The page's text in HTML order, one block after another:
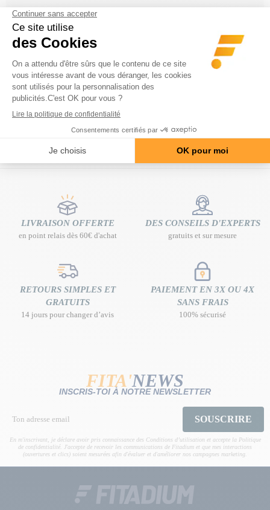
Service client
Du lundi au vendredi de 09h00 à 12h00 et de
14h à 17h
Espace FAQ
Trouve ta réponse rapidement dans les
fréquemment posées
LIVRAISON OFFERTE
en point relais dès 60€ d'achat
DES CONSEILS D'EXPERTS
gratuits et sur mesure
RETOURS SIMPLES ET
GRATUITS
14 jours pour changer d’avis
PAIEMENT EN 3X OU 4X
SANS FRAIS
100% sécurisé
FITA'NEWS
INSCRIS-TOI À NOTRE NEWSLETTER
SOUSCRIRE
En m'inscrivant, je déclare avoir pris connaissance des Conditions d’utilisation et accepte la Politique
de confidentialité. J'accepte de recevoir les communications de Fitadium et que mes interactions
(ouvertures et clics) soient mesurées afin d'évaluer et d'améliorer nos campagnes marketing.